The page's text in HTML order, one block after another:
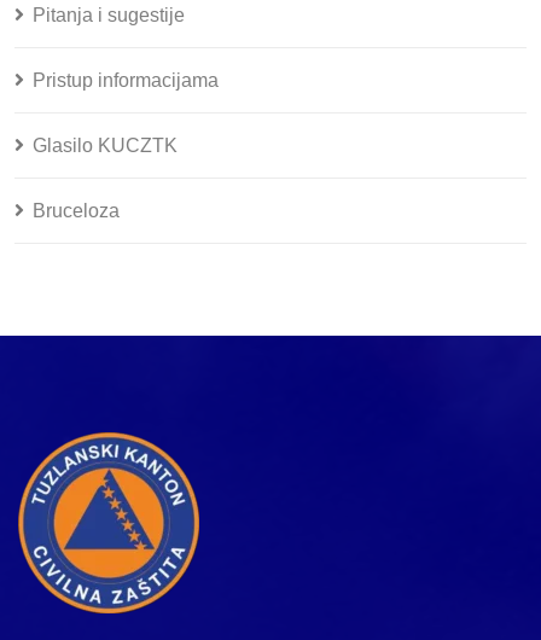
Pitanja i sugestije
Pristup informacijama
Glasilo KUCZTK
Bruceloza